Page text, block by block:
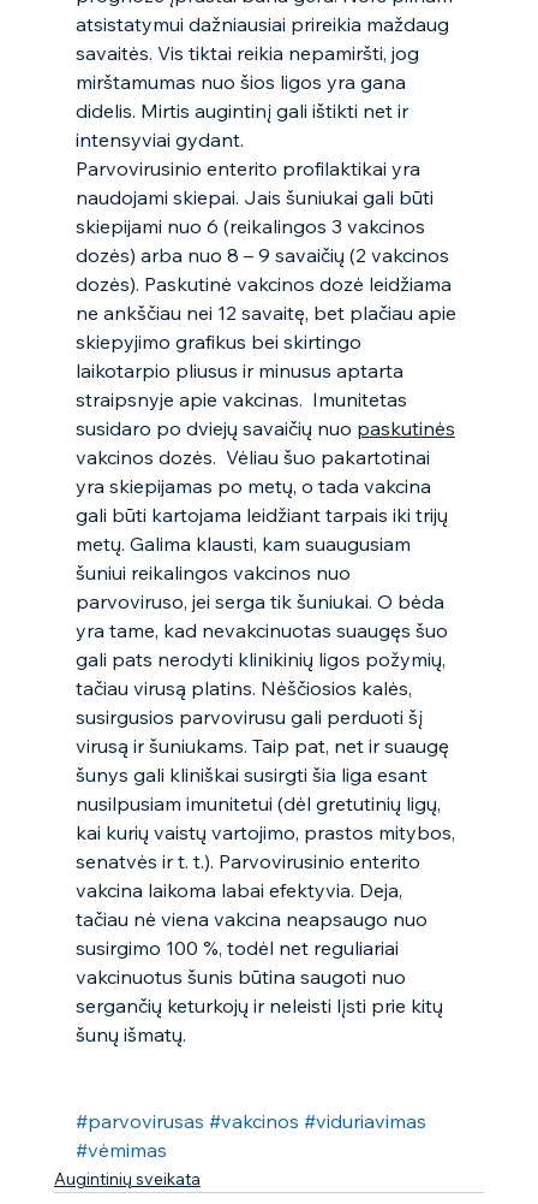
atsistatymui dažniausiai prireikia maždaug
savaitės. Vis tiktai reikia nepamiršti, jog
mirštamumas nuo šios ligos yra gana
didelis. Mirtis augintinį gali ištikti net ir
intensyviai gydant.
Parvovirusinio enterito profilaktikai yra
naudojami skiepai. Jais šuniukai gali būti
skiepijami nuo 6 (reikalingos 3 vakcinos
dozės) arba nuo 8 – 9 savaičių (2 vakcinos
dozės). Paskutinė vakcinos dozė leidžiama
ne ankščiau nei 12 savaitę, bet plačiau apie
skiepyjimo grafikus bei skirtingo
laikotarpio pliusus ir minusus aptarta
straipsnyje apie vakcinas.  Imunitetas
susidaro po dviejų savaičių nuo paskutinės
vakcinos dozės.  Vėliau šuo pakartotinai
yra skiepijamas po metų, o tada vakcina
gali būti kartojama leidžiant tarpais iki trijų
metų. Galima klausti, kam suaugusiam
šuniui reikalingos vakcinos nuo
parvoviruso, jei serga tik šuniukai. O bėda
yra tame, kad nevakcinuotas suaugęs šuo
gali pats nerodyti klinikinių ligos požymių,
tačiau virusą platins. Nėščiosios kalės,
susirgusios parvovirusu gali perduoti šį
virusą ir šuniukams. Taip pat, net ir suaugę
šunys gali kliniškai susirgti šia liga esant
nusilpusiam imunitetui (dėl gretutinių ligų,
kai kurių vaistų vartojimo, prastos mitybos,
senatvės ir t. t.). Parvovirusinio enterito
vakcina laikoma labai efektyvia. Deja,
tačiau nė viena vakcina neapsaugo nuo
susirgimo 100 %, todėl net reguliariai
vakcinuotus šunis būtina saugoti nuo
sergančių keturkojų ir neleisti lįsti prie kitų
šunų išmatų.
#parvovirusas #vakcinos #viduriavimas
#vėmimas
Augintinių sveikata